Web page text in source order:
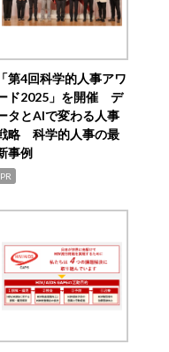
「第4回科学的人事アワ
ド2025」を開催 デ
タとAIで変わる人事
略 科学的人事の最
事例
PR